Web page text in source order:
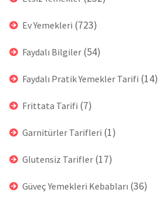
Ev Yemekleri (723)
Faydalı Bilgiler (54)
Faydalı Pratik Yemekler Tarifi (14)
Frittata Tarifi (7)
Garnitürler Tarifleri (1)
Glutensiz Tarifler (17)
Güveç Yemekleri Kebabları (36)